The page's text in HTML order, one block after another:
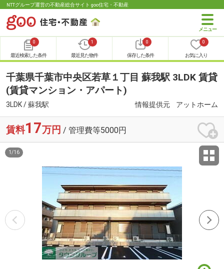
NTTグループ運営の不動産総合サイト goo住宅・不動産
0
最近検索した条件
1
最近見た物件
0
保存した条件
0
お気に入り
千葉県千葉市中央区若草１丁目 蘇我駅 3LDK 賃貸
(賃貸マンション・アパート)
3LDK / 蘇我駅 情報提供元 アットホーム
賃料17万円 / 管理費等5000円
1 /16